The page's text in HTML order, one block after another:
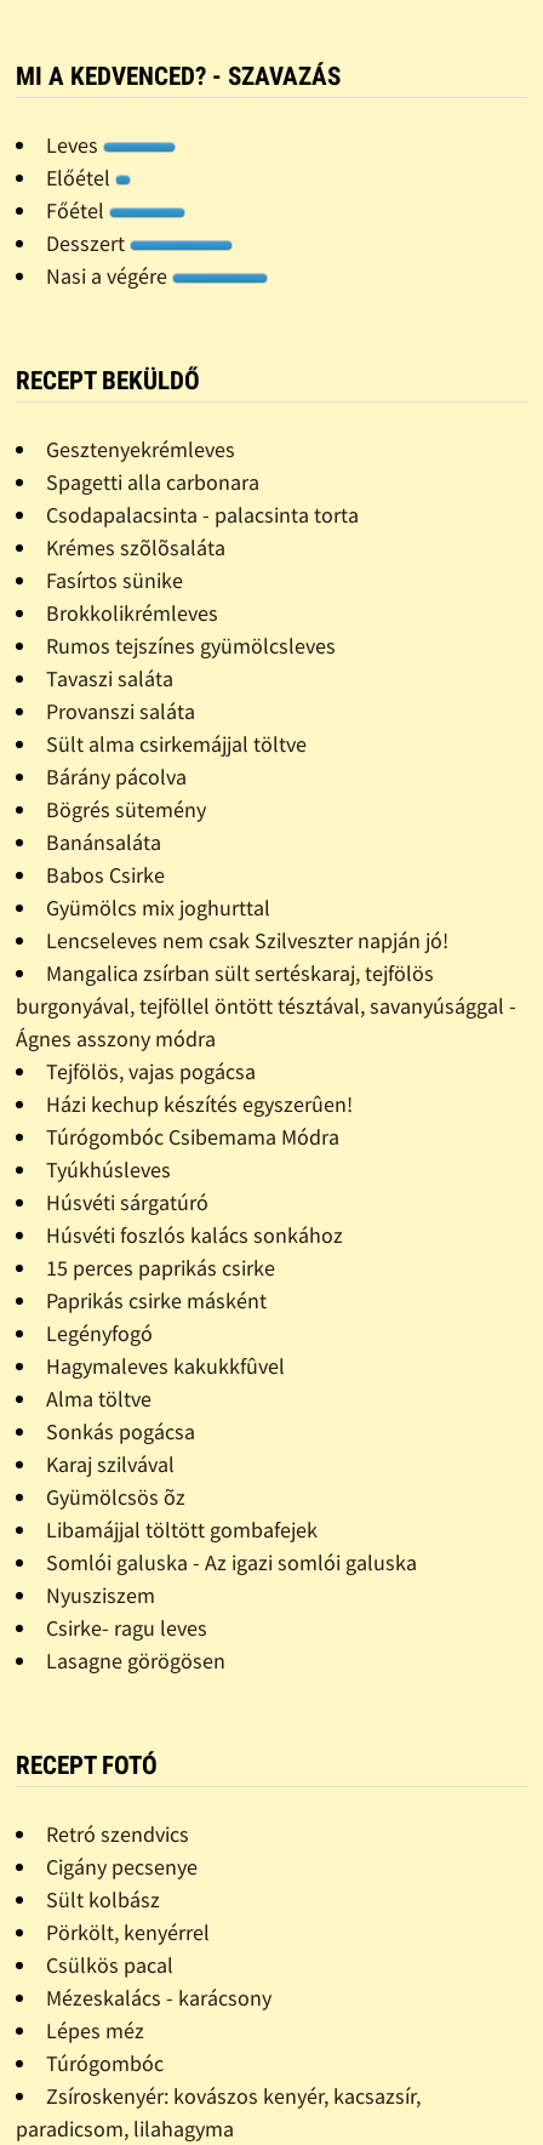
MI A KEDVENCED? - SZAVAZÁS
Leves
Előétel
Főétel
Desszert
Nasi a végére
RECEPT BEKÜLDŐ
Gesztenyekrémleves
Spagetti alla carbonara
Csodapalacsinta - palacsinta torta
Krémes szõlõsaláta
Fasírtos sünike
Brokkolikrémleves
Rumos tejszínes gyümölcsleves
Tavaszi saláta
Provanszi saláta
Sült alma csirkemájjal töltve
Bárány pácolva
Bögrés sütemény
Banánsaláta
Babos Csirke
Gyümölcs mix joghurttal
Lencseleves nem csak Szilveszter napján jó!
Mangalica zsírban sült sertéskaraj, tejfölös
burgonyával, tejföllel öntött tésztával, savanyúsággal -
Ágnes asszony módra
Tejfölös, vajas pogácsa
Házi kechup készítés egyszerûen!
Túrógombóc Csibemama Módra
Tyúkhúsleves
Húsvéti sárgatúró
Húsvéti foszlós kalács sonkához
15 perces paprikás csirke
Paprikás csirke másként
Legényfogó
Hagymaleves kakukkfûvel
Alma töltve
Sonkás pogácsa
Karaj szilvával
Gyümölcsös õz
Libamájjal töltött gombafejek
Somlói galuska - Az igazi somlói galuska
Nyusziszem
Csirke- ragu leves
Lasagne görögösen
RECEPT FOTÓ
Retró szendvics
Cigány pecsenye
Sült kolbász
Pörkölt, kenyérrel
Csülkös pacal
Mézeskalács - karácsony
Lépes méz
Túrógombóc
Zsíroskenyér: kovászos kenyér, kacsazsír,
paradicsom, lilahagyma